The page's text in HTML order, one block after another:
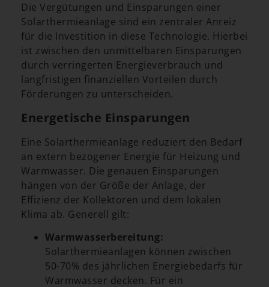
Die Vergütungen und Einsparungen einer
Solarthermieanlage sind ein zentraler Anreiz
für die Investition in diese Technologie. Hierbei
ist zwischen den unmittelbaren Einsparungen
durch verringerten Energieverbrauch und
langfristigen finanziellen Vorteilen durch
Förderungen zu unterscheiden.
Energetische Einsparungen
Eine Solarthermieanlage reduziert den Bedarf
an extern bezogener Energie für Heizung und
Warmwasser. Die genauen Einsparungen
hängen von der Größe der Anlage, der
Effizienz der Kollektoren und dem lokalen
Klima ab. Generell gilt:
Warmwasserbereitung:
Solarthermieanlagen können zwischen
50-70% des jährlichen Energiebedarfs für
Warmwasser decken. Für ein